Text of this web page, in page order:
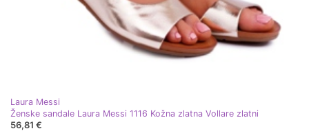
Laura Messi
Ženske sandale Laura Messi 1116 Kožna zlatna Vollare zlatni
56,81 €